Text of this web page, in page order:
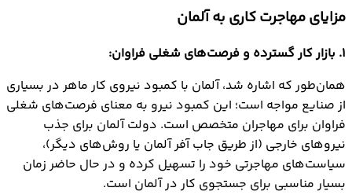
مزایای مهاجرت کاری به آلمان
1. بازار کار گسترده و فرصت‌های شغلی فراوان:
همان‌طور که اشاره شد، آلمان با کمبود نیروی کار ماهر در بسیاری
از صنایع مواجه است؛ این کمبود نیرو به معنای فرصت‌های شغلی
فراوان برای مهاجران متخصص است. دولت آلمان برای جذب
نیروهای خارجی (از طریق جاب آفر آلمان یا روش‌های دیگر)،
سیاست‌های مهاجرتی خود را تسهیل کرده و در حال حاضر زمان
بسیار مناسبی برای جستجوی کار در آلمان است.